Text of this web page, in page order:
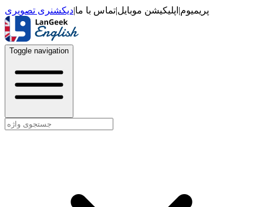
پریمیوم| اپلیکیشن موبایل|تماس با ما|دیکشنری تصویری
Toggle navigation